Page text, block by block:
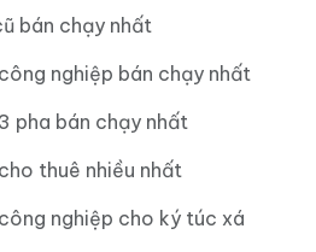
bán chạy nhất
nghiệp bán chạy nhất
pha bán chạy nhất
thuê nhiều nhất
nghiệp cho ký túc xá